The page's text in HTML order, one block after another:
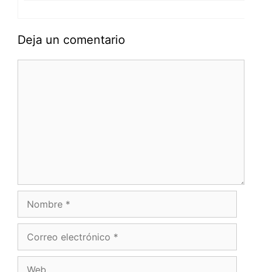
Deja un comentario
electrónico